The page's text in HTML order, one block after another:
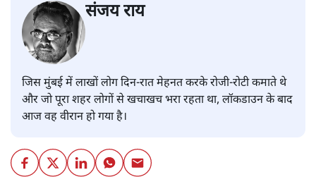
संजय राय
जिस मुंबई में लाखों लोग दिन-रात मेहनत करके रोजी-रोटी कमाते थे
और जो पूरा शहर लोगों से खचाखच भरा रहता था, लॉकडाउन के बाद
आज वह वीरान हो गया है।